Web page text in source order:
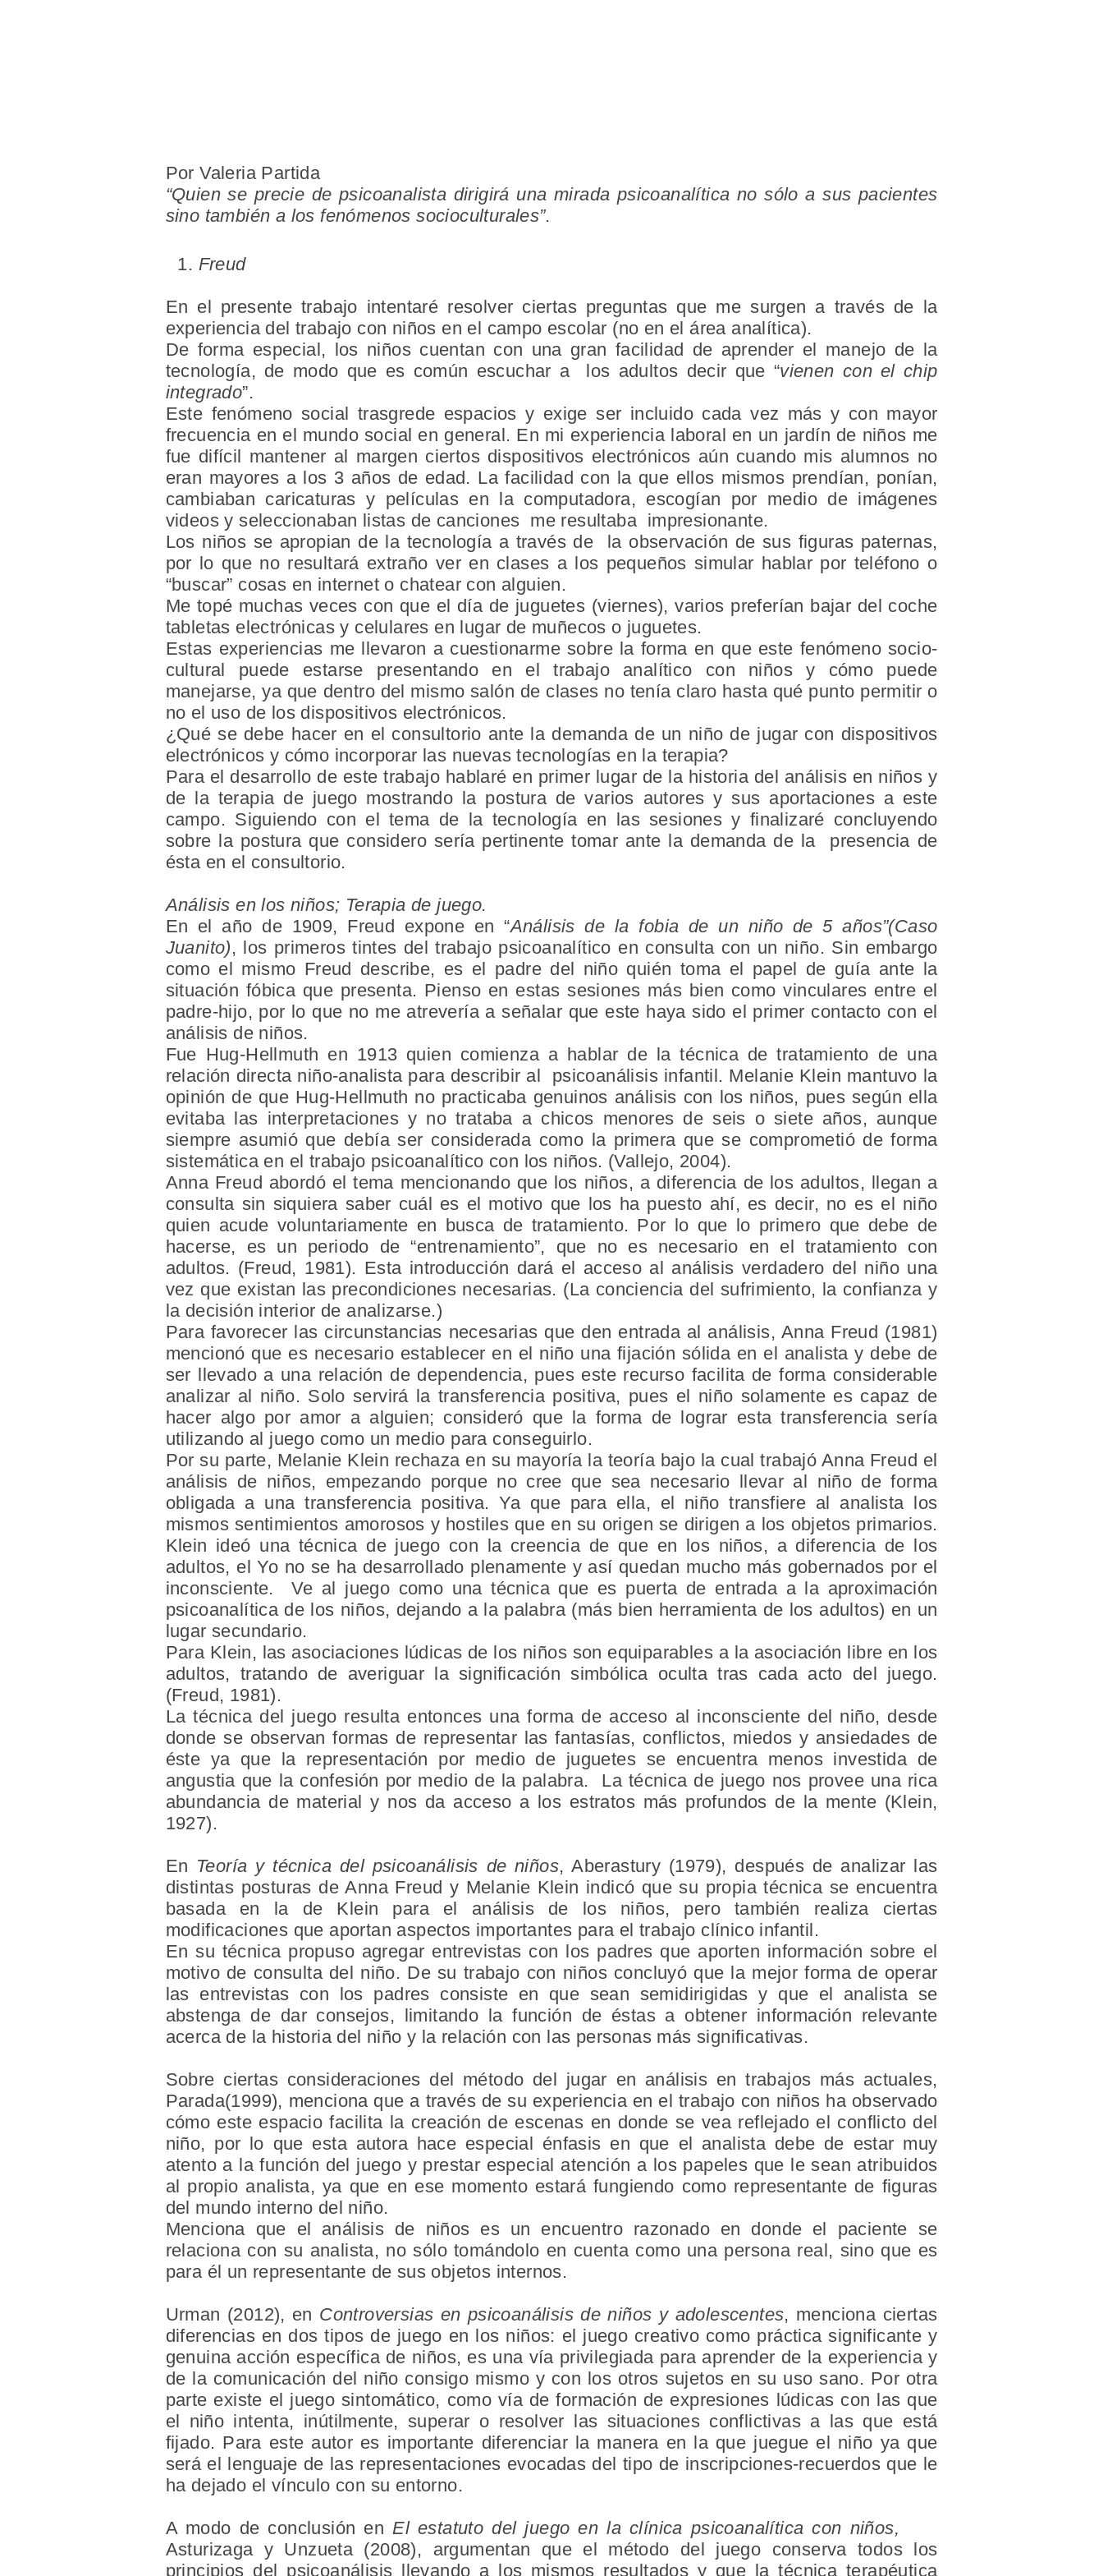
Por Valeria Partida
“Quien se precie de psicoanalista dirigirá una mirada psicoanalítica no sólo a sus pacientes
sino también a los fenómenos socioculturales”.
Freud
En el presente trabajo intentaré resolver ciertas preguntas que me surgen a través de la
experiencia del trabajo con niños en el campo escolar (no en el área analítica).
De forma especial, los niños cuentan con una gran facilidad de aprender el manejo de la
tecnología, de modo que es común escuchar a los adultos decir que “vienen con el chip
integrado”.
Este fenómeno social trasgrede espacios y exige ser incluido cada vez más y con mayor
frecuencia en el mundo social en general. En mi experiencia laboral en un jardín de niños me
fue difícil mantener al margen ciertos dispositivos electrónicos aún cuando mis alumnos no
eran mayores a los 3 años de edad. La facilidad con la que ellos mismos prendían, ponían,
cambiaban caricaturas y películas en la computadora, escogían por medio de imágenes
videos y seleccionaban listas de canciones me resultaba impresionante.
Los niños se apropian de la tecnología a través de la observación de sus figuras paternas,
por lo que no resultará extraño ver en clases a los pequeños simular hablar por teléfono o
“buscar” cosas en internet o chatear con alguien.
Me topé muchas veces con que el día de juguetes (viernes), varios preferían bajar del coche
tabletas electrónicas y celulares en lugar de muñecos o juguetes.
Estas experiencias me llevaron a cuestionarme sobre la forma en que este fenómeno socio-
cultural puede estarse presentando en el trabajo analítico con niños y cómo puede
manejarse, ya que dentro del mismo salón de clases no tenía claro hasta qué punto permitir o
no el uso de los dispositivos electrónicos.
¿Qué se debe hacer en el consultorio ante la demanda de un niño de jugar con dispositivos
electrónicos y cómo incorporar las nuevas tecnologías en la terapia?
Para el desarrollo de este trabajo hablaré en primer lugar de la historia del análisis en niños y
de la terapia de juego mostrando la postura de varios autores y sus aportaciones a este
campo. Siguiendo con el tema de la tecnología en las sesiones y finalizaré concluyendo
sobre la postura que considero sería pertinente tomar ante la demanda de la presencia de
ésta en el consultorio.
Análisis en los niños; Terapia de juego.
En el año de 1909, Freud expone en “Análisis de la fobia de un niño de 5 años”(Caso
Juanito), los primeros tintes del trabajo psicoanalítico en consulta con un niño. Sin embargo
como el mismo Freud describe, es el padre del niño quién toma el papel de guía ante la
situación fóbica que presenta. Pienso en estas sesiones más bien como vinculares entre el
padre-hijo, por lo que no me atrevería a señalar que este haya sido el primer contacto con el
análisis de niños.
Fue Hug-Hellmuth en 1913 quien comienza a hablar de la técnica de tratamiento de una
relación directa niño-analista para describir al psicoanálisis infantil. Melanie Klein mantuvo la
opinión de que Hug-Hellmuth no practicaba genuinos análisis con los niños, pues según ella
evitaba las interpretaciones y no trataba a chicos menores de seis o siete años, aunque
siempre asumió que debía ser considerada como la primera que se comprometió de forma
sistemática en el trabajo psicoanalítico con los niños. (Vallejo, 2004).
Anna Freud abordó el tema mencionando que los niños, a diferencia de los adultos, llegan a
consulta sin siquiera saber cuál es el motivo que los ha puesto ahí, es decir, no es el niño
quien acude voluntariamente en busca de tratamiento. Por lo que lo primero que debe de
hacerse, es un periodo de “entrenamiento”, que no es necesario en el tratamiento con
adultos. (Freud, 1981). Esta introducción dará el acceso al análisis verdadero del niño una
vez que existan las precondiciones necesarias. (La conciencia del sufrimiento, la confianza y
la decisión interior de analizarse.)
Para favorecer las circunstancias necesarias que den entrada al análisis, Anna Freud (1981)
mencionó que es necesario establecer en el niño una fijación sólida en el analista y debe de
ser llevado a una relación de dependencia, pues este recurso facilita de forma considerable
analizar al niño. Solo servirá la transferencia positiva, pues el niño solamente es capaz de
hacer algo por amor a alguien; consideró que la forma de lograr esta transferencia sería
utilizando al juego como un medio para conseguirlo.
Por su parte, Melanie Klein rechaza en su mayoría la teoría bajo la cual trabajó Anna Freud el
análisis de niños, empezando porque no cree que sea necesario llevar al niño de forma
obligada a una transferencia positiva. Ya que para ella, el niño transfiere al analista los
mismos sentimientos amorosos y hostiles que en su origen se dirigen a los objetos primarios.
Klein ideó una técnica de juego con la creencia de que en los niños, a diferencia de los
adultos, el Yo no se ha desarrollado plenamente y así quedan mucho más gobernados por el
inconsciente. Ve al juego como una técnica que es puerta de entrada a la aproximación
psicoanalítica de los niños, dejando a la palabra (más bien herramienta de los adultos) en un
lugar secundario.
Para Klein, las asociaciones lúdicas de los niños son equiparables a la asociación libre en los
adultos, tratando de averiguar la significación simbólica oculta tras cada acto del juego.
(Freud, 1981).
La técnica del juego resulta entonces una forma de acceso al inconsciente del niño, desde
donde se observan formas de representar las fantasías, conflictos, miedos y ansiedades de
éste ya que la representación por medio de juguetes se encuentra menos investida de
angustia que la confesión por medio de la palabra. La técnica de juego nos provee una rica
abundancia de material y nos da acceso a los estratos más profundos de la mente (Klein,
1927).
En Teoría y técnica del psicoanálisis de niños, Aberastury (1979), después de analizar las
distintas posturas de Anna Freud y Melanie Klein indicó que su propia técnica se encuentra
basada en la de Klein para el análisis de los niños, pero también realiza ciertas
modificaciones que aportan aspectos importantes para el trabajo clínico infantil.
En su técnica propuso agregar entrevistas con los padres que aporten información sobre el
motivo de consulta del niño. De su trabajo con niños concluyó que la mejor forma de operar
las entrevistas con los padres consiste en que sean semidirigidas y que el analista se
abstenga de dar consejos, limitando la función de éstas a obtener información relevante
acerca de la historia del niño y la relación con las personas más significativas.
Sobre ciertas consideraciones del método del jugar en análisis en trabajos más actuales,
Parada(1999), menciona que a través de su experiencia en el trabajo con niños ha observado
cómo este espacio facilita la creación de escenas en donde se vea reflejado el conflicto del
niño, por lo que esta autora hace especial énfasis en que el analista debe de estar muy
atento a la función del juego y prestar especial atención a los papeles que le sean atribuidos
al propio analista, ya que en ese momento estará fungiendo como representante de figuras
del mundo interno del niño.
Menciona que el análisis de niños es un encuentro razonado en donde el paciente se
relaciona con su analista, no sólo tomándolo en cuenta como una persona real, sino que es
para él un representante de sus objetos internos.
Urman (2012), en Controversias en psicoanálisis de niños y adolescentes, menciona ciertas
diferencias en dos tipos de juego en los niños: el juego creativo como práctica significante y
genuina acción específica de niños, es una vía privilegiada para aprender de la experiencia y
de la comunicación del niño consigo mismo y con los otros sujetos en su uso sano. Por otra
parte existe el juego sintomático, como vía de formación de expresiones lúdicas con las que
el niño intenta, inútilmente, superar o resolver las situaciones conflictivas a las que está
fijado. Para este autor es importante diferenciar la manera en la que juegue el niño ya que
será el lenguaje de las representaciones evocadas del tipo de inscripciones-recuerdos que le
ha dejado el vínculo con su entorno.
A modo de conclusión en El estatuto del juego en la clínica psicoanalítica con niños,
Asturizaga y Unzueta (2008), argumentan que el método del juego conserva todos los
principios del psicoanálisis llevando a los mismos resultados y que la técnica terapéutica